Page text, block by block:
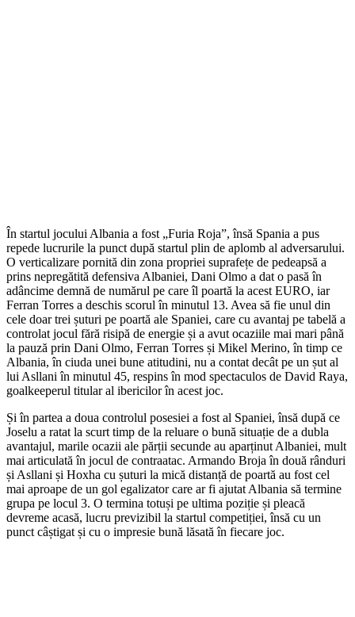
În startul jocului Albania a fost „Furia Roja”, însă Spania a pus
repede lucrurile la punct după startul plin de aplomb al adversarului.
O verticalizare pornită din zona propriei suprafețe de pedeapsă a
prins nepregătită defensiva Albaniei, Dani Olmo a dat o pasă în
adâncime demnă de numărul pe care îl poartă la acest EURO, iar
Ferran Torres a deschis scorul în minutul 13. Avea să fie unul din
cele doar trei șuturi pe poartă ale Spaniei, care cu avantaj pe tabelă a
controlat jocul fără risipă de energie și a avut ocaziile mai mari până
la pauză prin Dani Olmo, Ferran Torres și Mikel Merino, în timp ce
Albania, în ciuda unei bune atitudini, nu a contat decât pe un șut al
lui Asllani în minutul 45, respins în mod spectaculos de David Raya,
goalkeeperul titular al ibericilor în acest joc.
Și în partea a doua controlul posesiei a fost al Spaniei, însă după ce
Joselu a ratat la scurt timp de la reluare o bună situație de a dubla
avantajul, marile ocazii ale părții secunde au aparținut Albaniei, mult
mai articulată în jocul de contraatac. Armando Broja în două rânduri
și Asllani și Hoxha cu șuturi la mică distanță de poartă au fost cel
mai aproape de un gol egalizator care ar fi ajutat Albania să termine
grupa pe locul 3. O termina totuși pe ultima poziție și pleacă
devreme acasă, lucru previzibil la startul competiției, însă cu un
punct câștigat și cu o impresie bună lăsată în fiecare joc.